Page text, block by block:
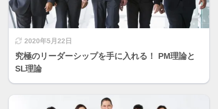
2020年5月22日
究極のリーダーシップを手に入れる！ PM理論と
SL理論